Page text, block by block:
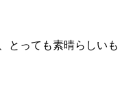
とっても素晴らしいも